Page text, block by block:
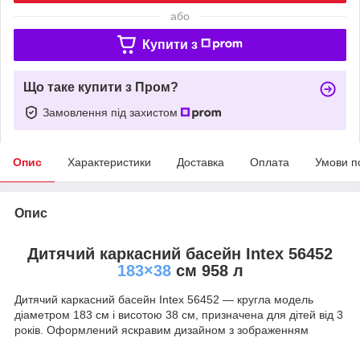
або
Купити з
Що таке купити з Пром?
Замовлення під захистом
Опис Характеристики Доставка Оплата Умови
Опис
Дитячий каркасний басейн Intex 56452
183×38см 958 л
Дитячий каркасний басейн Intex 56452 — кругла модель
діаметром 183 см і висотою 38 см, призначена для дітей від 3
років. Оформлений яскравим дизайном з зображенням